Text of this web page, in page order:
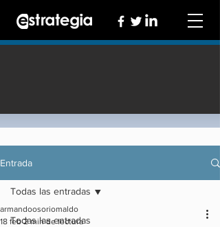
Entrada
Todas las entradas
Todas las entradas
armandoosoriomaldo
18 feb 2 min de lectura